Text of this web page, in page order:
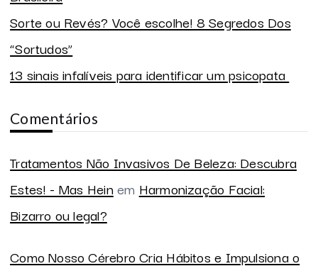
Sorte ou Revés? Você escolhe! 8 Segredos Dos
“Sortudos”
13 sinais infalíveis para identificar um psicopata
Comentários
Tratamentos Não Invasivos De Beleza: Descubra
Estes! - Mas Heinem Harmonização Facial:
Bizarro ou legal?
Como Nosso Cérebro Cria Hábitos e Impulsiona o